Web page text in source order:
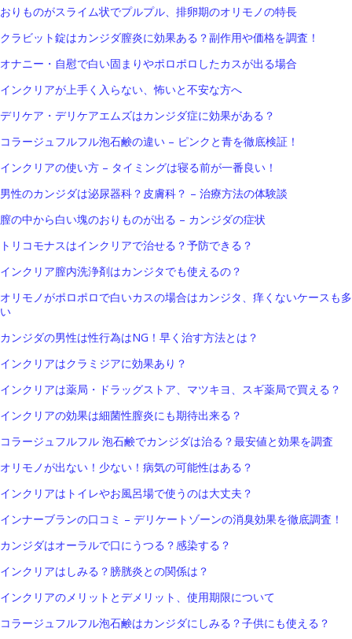
おりものがスライム状でプルプル、排卵期のオリモノの特長
クラビット錠はカンジダ膣炎に効果ある？副作用や価格を調査！
オナニー・自慰で白い固まりやポロポロしたカスが出る場合
インクリアが上手く入らない、怖いと不安な方へ
デリケア・デリケアエムズはカンジダ症に効果がある？
コラージュフルフル泡石鹸の違い – ピンクと青を徹底検証！
インクリアの使い方 – タイミングは寝る前が一番良い！
男性のカンジダは泌尿器科？皮膚科？ – 治療方法の体験談
膣の中から白い塊のおりものが出る – カンジダの症状
トリコモナスはインクリアで治せる？予防できる？
インクリア膣内洗浄剤はカンジタでも使えるの？
オリモノがポロポロで白いカスの場合はカンジタ、痒くないケースも多
い
カンジダの男性は性行為はNG！早く治す方法とは？
インクリアはクラミジアに効果あり？
インクリアは薬局・ドラッグストア、マツキヨ、スギ薬局で買える？
インクリアの効果は細菌性膣炎にも期待出来る？
コラージュフルフル 泡石鹸でカンジダは治る？最安値と効果を調査
オリモノが出ない！少ない！病気の可能性はある？
インクリアはトイレやお風呂場で使うのは大丈夫？
インナーブランの口コミ – デリケートゾーンの消臭効果を徹底調査！
カンジダはオーラルで口にうつる？感染する？
インクリアはしみる？膀胱炎との関係は？
インクリアのメリットとデメリット、使用期限について
コラージュフルフル泡石鹸はカンジダにしみる？子供にも使える？